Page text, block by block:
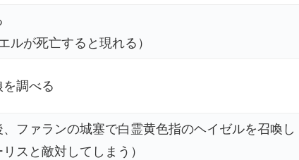
ルが死亡すると現れる）
調べる
ファランの城塞で白霊黄色指のヘイゼルを召喚し
スと敵対してしまう）